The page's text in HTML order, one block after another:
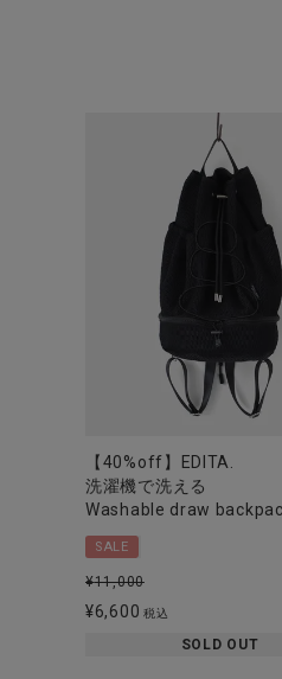
【40%off】EDITA.
洗濯機で洗える
Washable draw
SALE
¥11,000
¥6,600 税込
SOLD OUT